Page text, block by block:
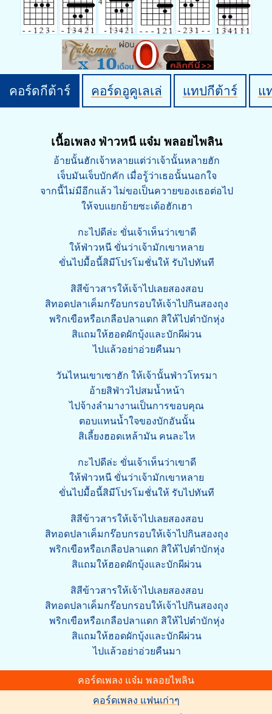
คอร์ดกีต้าร์ คอร์ดอูคูเลเล่ แทปกีต้าร์ แ
เนื้อเพลง ฟ่าวหนี แจ๋ม พลอยไพลิน
อ้ายนั้นฮักเจ้าหลายแต่ว่าเจ้านั้นหลายฮัก
เจ็บมันเจ็บบักคัก เมื่อรู้ว่าเธอนั้นนอกใจ
จากนี้ไม่มีอีกแล้ว ไม่ขอเป็นควายของเธอต่อไป
ให้จบแยกย้ายซะเด้อฮักเฮา
กะไปดีล่ะ ขั่นเจ้าเห็นว่าเขาดี
ให้ฟ่าวหนี ขั่นว่าเจ้ามักเขาหลาย
ขั่นไปมื้อนี้สิมีโปรโมชั่นให้ รับไปทันที
สิสีข้าวสารให้เจ้าไปเลยสองสอบ
สิทอดปลาเค็มกร๊อบกรอบให้เจ้าไปกินสองถุง
พริกเขือหรือเกลือปลาแดก สิให้ไปตำบักหุ่ง
สิแถมให้ฮอดผักบุ้งและบักผีผ่วน
ไปแล้วอย่าอ่วยคืนมา
วันไหนเขาเซาฮัก ให้เจ้านั้นฟ่าวโทรมา
อ้ายสิฟ่าวไปสมน้ำหน้า
ไปจ้างลำมางานเป็นการขอบคุณ
ตอบแทนน้ำใจของบักอันนั้น
สิเลี้ยงฮอดเหล้ามัน คนละไห
กะไปดีล่ะ ขั่นเจ้าเห็นว่าเขาดี
ให้ฟ่าวหนี ขั่นว่าเจ้ามักเขาหลาย
ขั่นไปมื้อนี้สิมีโปรโมชั่นให้ รับไปทันที
สิสีข้าวสารให้เจ้าไปเลยสองสอบ
สิทอดปลาเค็มกร๊อบกรอบให้เจ้าไปกินสองถุง
พริกเขือหรือเกลือปลาแดก สิให้ไปตำบักหุ่ง
สิแถมให้ฮอดผักบุ้งและบักผีผ่วน
สิสีข้าวสารให้เจ้าไปเลยสองสอบ
สิทอดปลาเค็มกร๊อบกรอบให้เจ้าไปกินสองถุง
พริกเขือหรือเกลือปลาแดก สิให้ไปตำบักหุ่ง
สิแถมให้ฮอดผักบุ้งและบักผีผ่วน
ไปแล้วอย่าอ่วยคืนมา
คอร์ดเพลง แจ๋ม พลอยไพลิน
คอร์ดเพลง แฟนเก่าๆ